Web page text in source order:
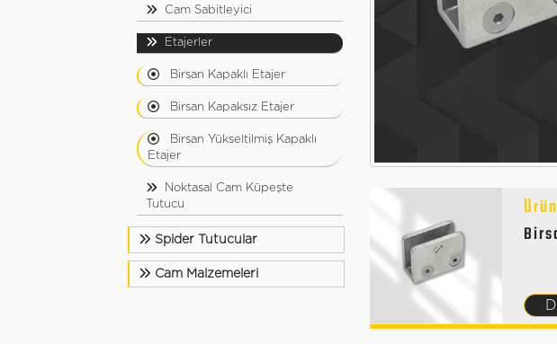
Cam Sabitleyici
Etajerler
Birsan Kapaklı Etajer
Birsan Kapaksız Etajer
Birsan Yükseltilmiş Kapaklı
Etajer
Noktasal Cam Küpeşte
Tutucu
Spider Tutucular
Cam Malzemeleri